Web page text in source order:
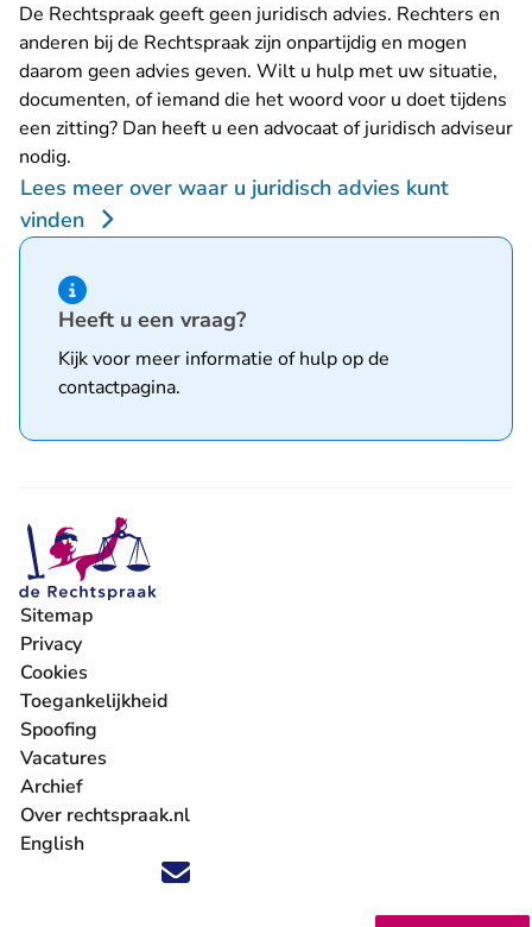
De Rechtspraak geeft geen juridisch advies. Rechters en
anderen bij de Rechtspraak zijn onpartijdig en mogen
daarom geen advies geven. Wilt u hulp met uw situatie,
documenten, of iemand die het woord voor u doet tijdens
een zitting? Dan heeft u een advocaat of juridisch adviseur
nodig.
Lees meer over waar u juridisch advies kunt
vinden
Hint van type informatie
Heeft u een vraag?
Kijk voor meer informatie of hulp op de
contactpagina.
Volg ons op X (Twitter) - U verlaat Rechtspraak.nl
Volg ons op Facebook - U verlaat Rechtspraak.nl
Volg ons op Instagram - U verlaat Rechtspraak.nl
Volg ons op Youtube - U verlaat Rechtspraak.nl
Volg ons op LinkedIn - U verlaat
'Blijf op de hoogte' nieuwsbrief - U verlaat
Sitemap
Privacy
Cookies
Toegankelijkheid
Spoofing
Vacatures
- U verlaat Rechtspraak.nl
Archief
Over rechtspraak.nl
English